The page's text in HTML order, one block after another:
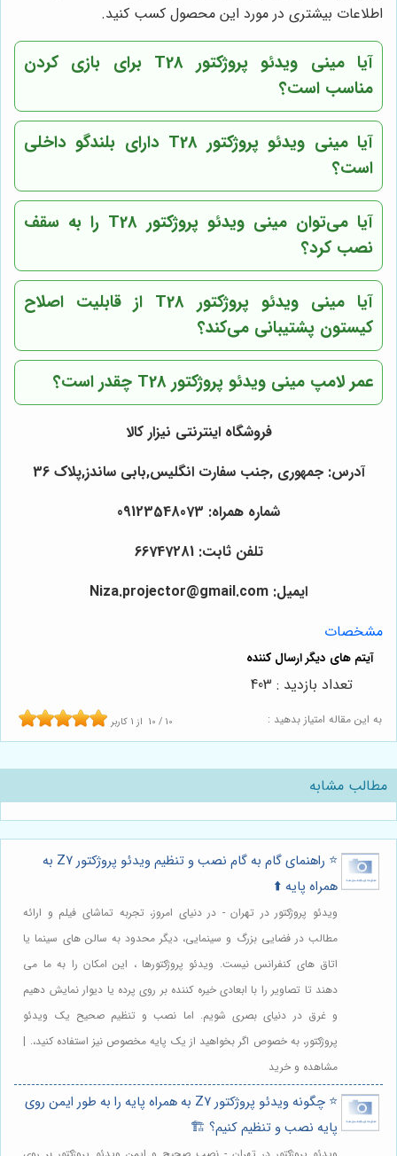
اطلاعات بیشتری در مورد این محصول کسب کنید.
آیا مینی ویدئو پروژکتور T28 برای بازی کردن
مناسب است؟
آیا مینی ویدئو پروژکتور T28 دارای بلندگو داخلی
است؟
آیا می‌توان مینی ویدئو پروژکتور T28 را به سقف
نصب کرد؟
آیا مینی ویدئو پروژکتور T28 از قابلیت اصلاح
کیستون پشتیبانی می‌کند؟
عمر لامپ مینی ویدئو پروژکتور T28 چقدر است؟
فروشگاه اینترنتی نیزار کالا
آدرس: جمهوری ,جنب سفارت انگلیس,بابی ساندز,پلاک 36
شماره همراه: 09123548073
تلفن ثابت: 66747281
ایمیل: Niza.projector@gmail.com
مشخصات
به این مقاله امتیاز بدهید : 10 / 10 از 1 کاربر
تعداد بازدید : 403
مطالب مشابه
⭐️ راهنمای گام به گام نصب و تنظیم ویدئو پروژکتور Z7 به
همراه پایه ⬆️
ویدئو پروژکتور در تهران - در دنیای امروز، تجربه تماشای فیلم و ارائه
مطالب در فضایی بزرگ و سینمایی، دیگر محدود به سالن های سینما یا
اتاق های کنفرانس نیست. ویدئو پروژکتورها ، این امکان را به ما می
دهند تا تصاویر را با ابعادی خیره کننده بر روی پرده یا دیوار نمایش دهیم
و غرق در دنیای بصری شویم. اما نصب و تنظیم صحیح یک ویدئو
پروژکتور، به خصوص اگر بخواهید از یک پایه مخصوص نیز استفاده کنید،. |
مشاهده و خرید
⭐️ چگونه ویدئو پروژکتور Z7 به همراه پایه را به طور ایمن روی
پایه نصب و تنظیم کنیم؟ 🏗️